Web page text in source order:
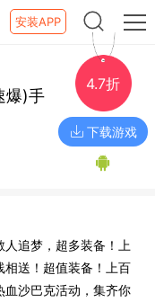
安装APP
爆)手
4.7折
下载游戏
人追梦，超多装备！上
相送！超值装备！上百
血沙巴克活动，集齐你